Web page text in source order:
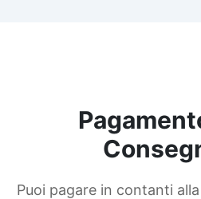
Puoi pagare in contanti